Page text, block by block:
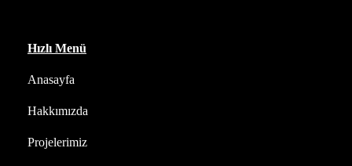
Hızlı Menü
Anasayfa
Hakkımızda
Projelerimiz